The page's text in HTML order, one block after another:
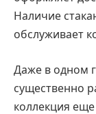
Наличие
обслуживает
Даже в одном
существенно
коллекция еще